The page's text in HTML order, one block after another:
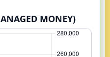
MONEY)